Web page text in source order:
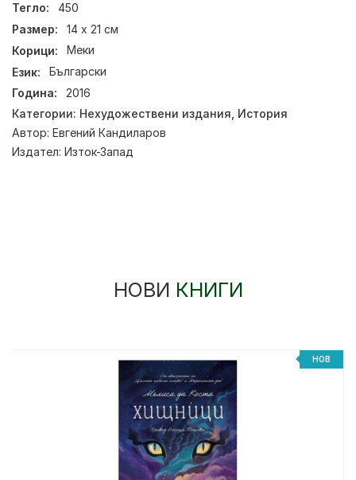
Тегло:
450
Размер:
14 х 21 см
Корици:
Меки
Език:
Български
Година:
2016
Категории: Нехудожествени издания История
Автор: Евгений Кандиларов
Издател: Изток-Запад
НОВИ КНИГИ
НОВ